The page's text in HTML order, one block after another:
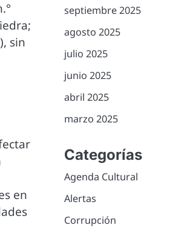
sin
en
septiembre 2025
agosto 2025
julio 2025
junio 2025
abril 2025
marzo 2025
Categorías
Agenda Cultural
Alertas
Corrupción